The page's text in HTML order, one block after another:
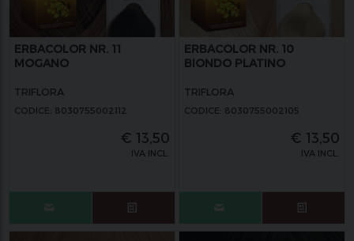
ERBACOLOR NR. 11
MOGANO
TRIFLORA
CODICE: 8030755002112
€ 13,50
IVA INCL.
ERBACOLOR NR. 10
BIONDO PLATINO
TRIFLORA
CODICE: 8030755002105
€ 13,50
IVA INCL.